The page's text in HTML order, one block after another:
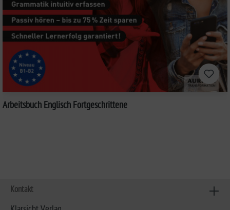
Arbeitsbuch Englisch Fortgeschrittene
Kontakt